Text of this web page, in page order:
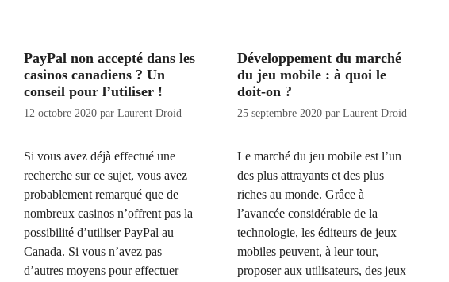
PayPal non accepté dans les
casinos canadiens ? Un
conseil pour l’utiliser !
12 octobre 2020 par Laurent Droid
Si vous avez déjà effectué une
recherche sur ce sujet, vous avez
probablement remarqué que de
nombreux casinos n’offrent pas la
possibilité d’utiliser PayPal au
Canada. Si vous n’avez pas
d’autres moyens pour effectuer
Développement du marché
du jeu mobile : à quoi le
doit-on ?
25 septembre 2020 par Laurent Droid
Le marché du jeu mobile est l’un
des plus attrayants et des plus
riches au monde. Grâce à
l’avancée considérable de la
technologie, les éditeurs de jeux
mobiles peuvent, à leur tour,
proposer aux utilisateurs, des jeux